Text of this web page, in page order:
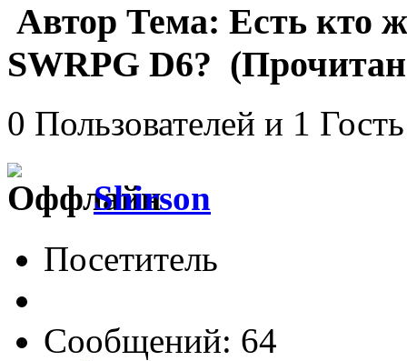
Автор Тема: Есть кто
SWRPG D6?
0 Пользователей и 1
Shirson
Посетитель
Сообщений: 64